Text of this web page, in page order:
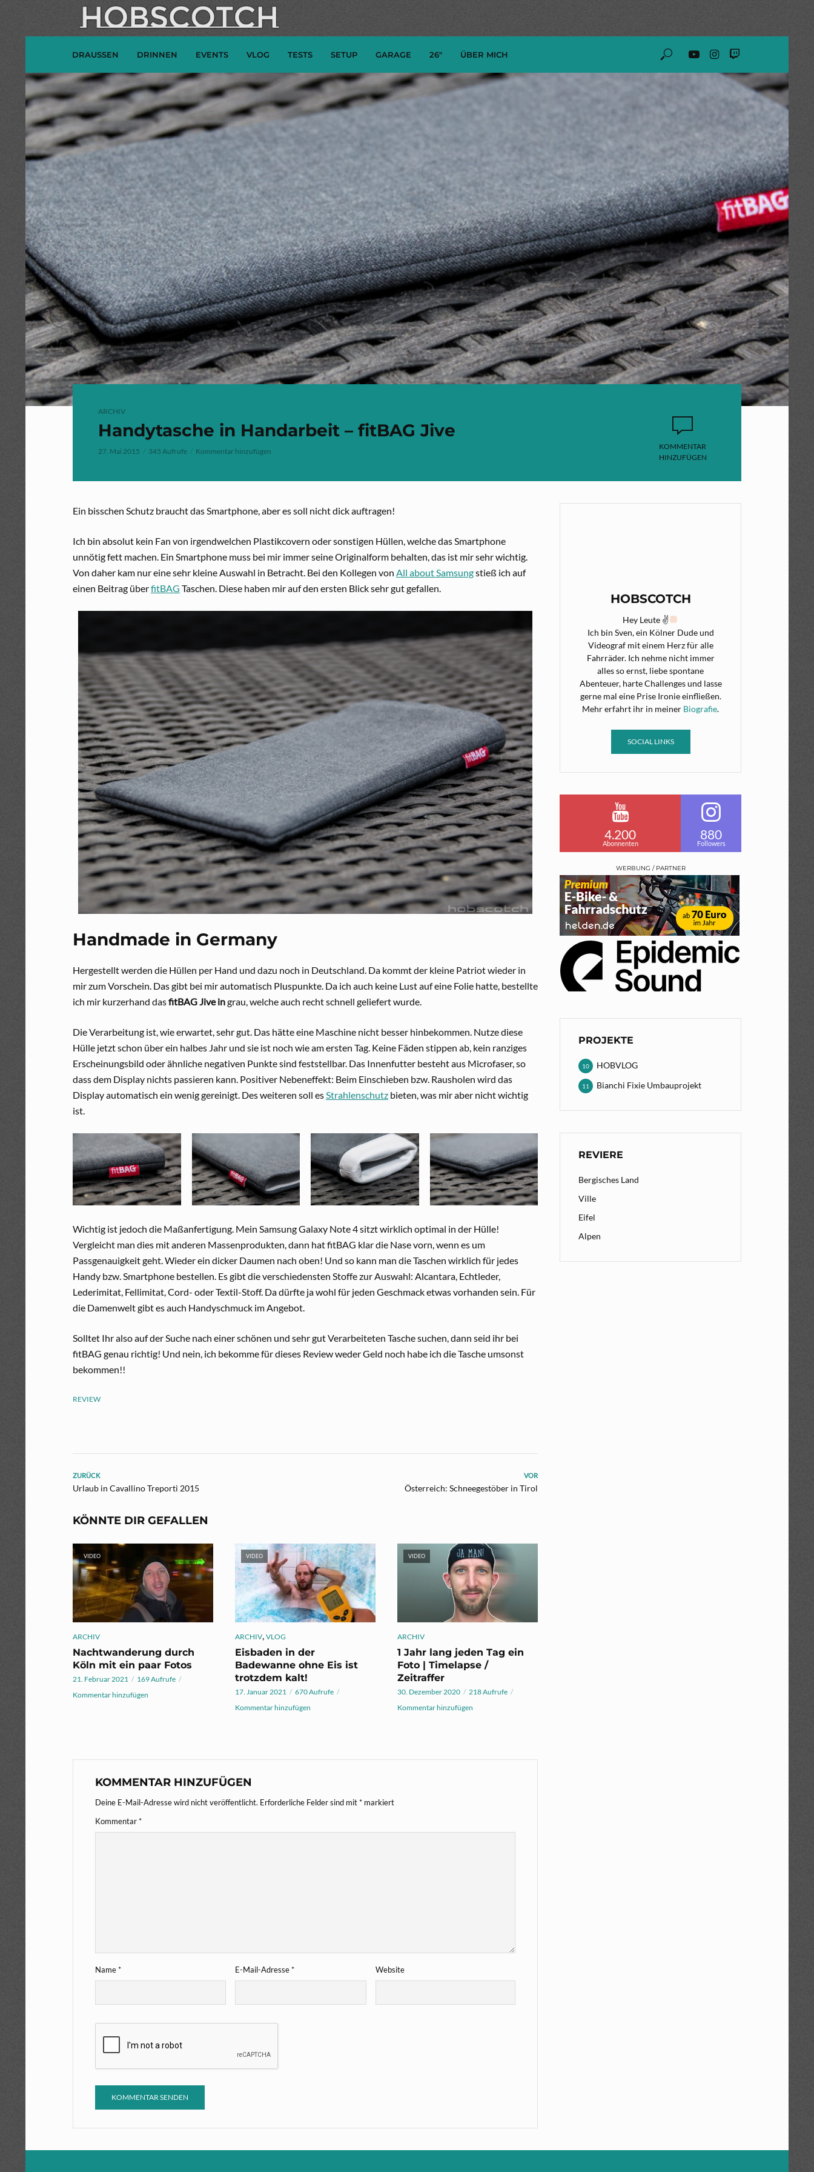
DRAUSSEN DRINNEN EVENTS VLOG TESTS SETUP GARAGE 26″ ÜBER MICH
ARCHIV
Handytasche in Handarbeit – fitBAG Jive
27. Mai 2015 345 Aufrufe Kommentar hinzufügen
KOMMENTAR
HINZUFÜGEN
Ein bisschen Schutz braucht das Smartphone, aber es soll nicht dick auftragen!
Ich bin absolut kein Fan von irgendwelchen Plastikcovern oder sonstigen Hüllen, welche das Smartphone
unnötig fett machen. Ein Smartphone muss bei mir immer seine Originalform behalten, das ist mir sehr wichtig.
Von daher kam nur eine sehr kleine Auswahl in Betracht. Bei den Kollegen von All about Samsungstieß ich auf
einen Beitrag überfitBAG Taschen. Diese haben mir auf den ersten Blick sehr gut gefallen.
Handmade in Germany
Hergestellt werden die Hüllen per Hand und dazu noch in Deutschland. Da kommt der kleine Patriot wieder in
mir zum Vorschein. Das gibt bei mir automatisch Pluspunkte. Da ich auch keine Lust auf eine Folie hatte, bestellte
ich mir kurzerhand dasfitBAG Jive ingrau, welche auch recht schnell geliefert wurde.
Die Verarbeitung ist, wie erwartet, sehr gut. Das hätte eine Maschine nicht besser hinbekommen. Nutze diese
Hülle jetzt schon über ein halbes Jahr und sie ist noch wie am ersten Tag. Keine Fäden stippen ab, kein ranziges
Erscheinungsbild oder ähnliche negativen Punkte sind feststellbar. Das Innenfutter besteht aus Microfaser, so
dass dem Display nichts passieren kann. Positiver Nebeneffekt: Beim Einschieben bzw. Rausholen wird das
Display automatisch ein wenig gereinigt. Des weiteren soll esStrahlenschutz bieten, was mir aber nicht wichtig
ist.
Wichtig ist jedoch die Maßanfertigung. Mein Samsung Galaxy Note 4 sitzt wirklich optimal in der Hülle!
Vergleicht man dies mit anderen Massenprodukten, dann hat fitBAG klar die Nase vorn, wenn es um
Passgenauigkeit geht. Wieder ein dicker Daumen nach oben! Und so kann man die Taschen wirklich für jedes
Handy bzw. Smartphone bestellen. Es gibt die verschiedensten Stoffe zur Auswahl: Alcantara, Echtleder,
Lederimitat, Fellimitat, Cord- oder Textil-Stoff. Da dürfte ja wohl für jeden Geschmack etwas vorhanden sein. Für
die Damenwelt gibt es auch Handyschmuck im Angebot.
Solltet Ihr also auf der Suche nach einer schönen und sehr gut Verarbeiteten Tasche suchen, dann seid ihr bei
fitBAG genau richtig! Und nein, ich bekomme für dieses Review weder Geld noch habe ich die Tasche umsonst
bekommen!!
REVIEW
ZURÜCK
Urlaub in Cavallino Treporti 2015
VOR
Österreich: Schneegestöber in Tirol
KÖNNTE DIR GEFALLEN
VIDEO
ARCHIV
Nachtwanderung durch
Köln mit ein paar Fotos
21. Februar 2021
169 Aufrufe
Kommentar hinzufügen
VIDEO
ARCHIV, VLOG
Eisbaden in der
Badewanne ohne Eis ist
trotzdem kalt!
17. Januar 2021
670 Aufrufe
Kommentar hinzufügen
VIDEO
ARCHIV
1 Jahr lang jeden Tag ein
Foto | Timelapse /
Zeitraffer
30. Dezember 2020
218 Aufrufe
Kommentar hinzufügen
KOMMENTAR HINZUFÜGEN
Deine E-Mail-Adresse wird nicht veröffentlicht. Erforderliche Felder sind mit* markiert
Kommentar*
Name* E-Mail-Adresse* Website
HOBSCOTCH
Hey Leute ✌
Ich bin Sven, ein Kölner Dude und
Videograf mit einem Herz für alle
Fahrräder. Ich nehme nicht immer
alles so ernst, liebe spontane
Abenteuer, harte Challenges und lasse
gerne mal eine Prise Ironie einfließen.
Mehr erfahrt ihr in meiner Biografie.
SOCIAL LINKS
4.200
Abonnenten
880
Followers
WERBUNG / PARTNER
PROJEKTE
HOBVLOG
10
Bianchi Fixie Umbauprojekt
11
REVIERE
Bergisches Land
Ville
Eifel
Alpen